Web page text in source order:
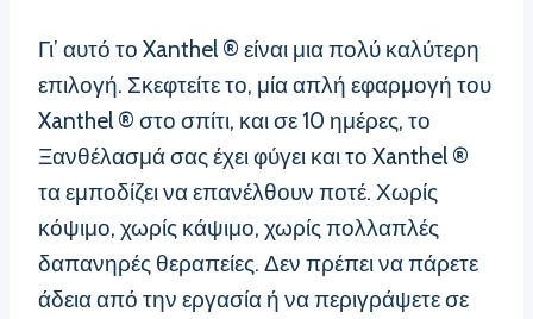
Γι’ αυτό το Xanthel ® είναι μια πολύ καλύτερη
επιλογή. Σκεφτείτε το, μία απλή εφαρμογή του
Xanthel ® στο σπίτι, και σε 10 ημέρες, το
Ξανθέλασμά σας έχει φύγει και το Xanthel ®
τα εμποδίζει να επανέλθουν ποτέ. Χωρίς
κόψιμο, χωρίς κάψιμο, χωρίς πολλαπλές
δαπανηρές θεραπείες. Δεν πρέπει να πάρετε
άδεια από την εργασία ή να περιγράψετε σε